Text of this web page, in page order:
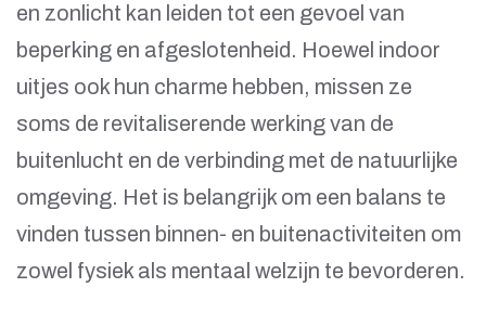
en zonlicht kan leiden tot een gevoel van
beperking en afgeslotenheid. Hoewel indoor
uitjes ook hun charme hebben, missen ze
soms de revitaliserende werking van de
buitenlucht en de verbinding met de natuurlijke
omgeving. Het is belangrijk om een balans te
vinden tussen binnen- en buitenactiviteiten om
zowel fysiek als mentaal welzijn te bevorderen.